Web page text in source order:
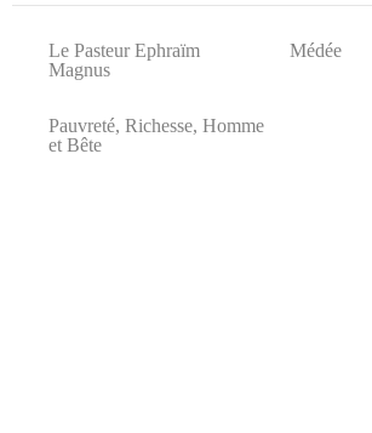
Le Pasteur Ephraïm
Magnus
Médée
Pauvreté, Richesse, Homme
et Bête